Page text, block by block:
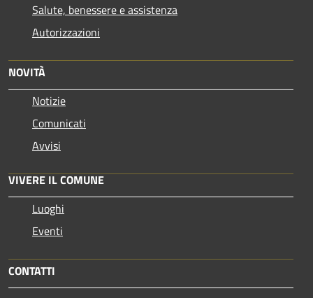
Salute, benessere e assistenza
Autorizzazioni
NOVITÀ
Notizie
Comunicati
Avvisi
VIVERE IL COMUNE
Luoghi
Eventi
CONTATTI